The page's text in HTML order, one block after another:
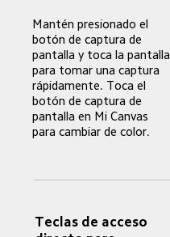
Mantén presionado el
botón de captura de
pantalla y toca la pantalla
para tomar una captura
rápidamente. Toca el
botón de captura de
pantalla en Mi Canvas
para cambiar de color.
Teclas de acceso